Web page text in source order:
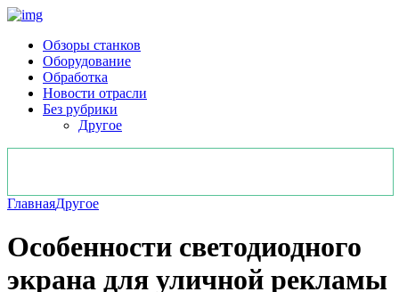
Обзоры станков
Оборудование
Обработка
Новости отрасли
Без рубрики
Другое
ГлавнаяДругое
Особенности светодиодного
экрана для уличной рекламы